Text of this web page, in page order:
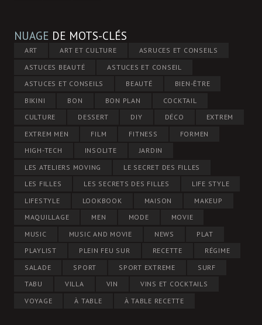
NUAGE DE MOTS-CLÉS
ART ART ET CULTURE
ASRUCES ET CONSEILS
ASTUCES BEAUTÉ
ASTUCES ET CONSEIL
ASTUCES ET CONSEILS
BEAUTÉ
BIEN-ÊTRE
BIKINI
BON BON PLAN
COCKTAIL
CULTURE
DESSERT DIY DÉCO
EXTREM
EXTREM MEN
FILM FITNESS
FORMEN
HIGH-TECH
INSOLITE
JARDIN
LES ATELIERS MOVING
LE SECRET DES FILLES
LES FILLES
LES SECRETS DES FILLES
LIFE STYLE
LIFESTYLE
LOOKBOOK MAISON
MAKEUP
MAQUILLAGE
MEN MODE
MOVIE
MUSIC
MUSIC AND MOVIE NEWS
PLAT
PLAYLIST
PLEIN FEU SUR RECETTE
RÉGIME
SALADE
SPORT SPORT EXTREME
SURF
TABU
VILLA VIN
VINS ET COCKTAILS
VOYAGE
À TABLE À TABLE RECETTE